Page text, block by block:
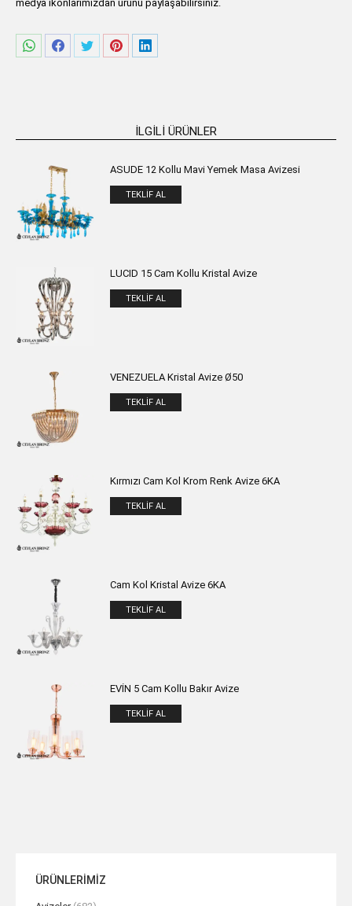
medya ikonlarımızdan ürünü paylaşabilirsiniz.
ShareShareShareShareShare
İLGILI ÜRÜNLER
ASUDE 12 Kollu Mavi Yemek Masa Avizesi
TEKLIF AL
LUCID 15 Cam Kollu Kristal Avize
TEKLIF AL
VENEZUELA Kristal Avize Ø50
TEKLIF AL
Kırmızı Cam Kol Krom Renk Avize 6KA
TEKLIF AL
Cam Kol Kristal Avize 6KA
TEKLIF AL
EVİN 5 Cam Kollu Bakır Avize
TEKLIF AL
ÜRÜNLERİMİZ